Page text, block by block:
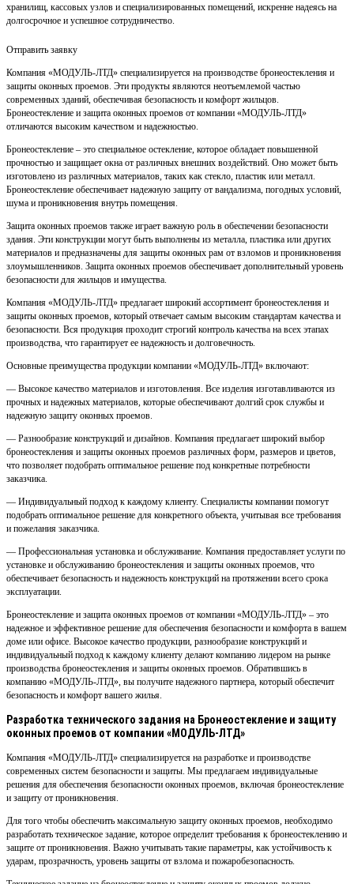
хранилищ, кассовых узлов и специализированных помещений, искренне надеясь на
долгосрочное и успешное сотрудничество.
Отправить заявку
Компания «МОДУЛЬ-ЛТД» специализируется на производстве бронеостекления и
защиты оконных проемов. Эти продукты являются неотъемлемой частью
современных зданий, обеспечивая безопасность и комфорт жильцов.
Бронеостекление и защита оконных проемов от компании «МОДУЛЬ-ЛТД»
отличаются высоким качеством и надежностью.
Бронеостекление – это специальное остекление, которое обладает повышенной
прочностью и защищает окна от различных внешних воздействий. Оно может быть
изготовлено из различных материалов, таких как стекло, пластик или металл.
Бронеостекление обеспечивает надежную защиту от вандализма, погодных условий,
шума и проникновения внутрь помещения.
Защита оконных проемов также играет важную роль в обеспечении безопасности
здания. Эти конструкции могут быть выполнены из металла, пластика или других
материалов и предназначены для защиты оконных рам от взломов и проникновения
злоумышленников. Защита оконных проемов обеспечивает дополнительный уровень
безопасности для жильцов и имущества.
Компания «МОДУЛЬ-ЛТД» предлагает широкий ассортимент бронеостекления и
защиты оконных проемов, который отвечает самым высоким стандартам качества и
безопасности. Вся продукция проходит строгий контроль качества на всех этапах
производства, что гарантирует ее надежность и долговечность.
Основные преимущества продукции компании «МОДУЛЬ-ЛТД» включают:
— Высокое качество материалов и изготовления. Все изделия изготавливаются из
прочных и надежных материалов, которые обеспечивают долгий срок службы и
надежную защиту оконных проемов.
— Разнообразие конструкций и дизайнов. Компания предлагает широкий выбор
бронеостекления и защиты оконных проемов различных форм, размеров и цветов,
что позволяет подобрать оптимальное решение под конкретные потребности
заказчика.
— Индивидуальный подход к каждому клиенту. Специалисты компании помогут
подобрать оптимальное решение для конкретного объекта, учитывая все требования
и пожелания заказчика.
— Профессиональная установка и обслуживание. Компания предоставляет услуги по
установке и обслуживанию бронеостекления и защиты оконных проемов, что
обеспечивает безопасность и надежность конструкций на протяжении всего срока
эксплуатации.
Бронеостекление и защита оконных проемов от компании «МОДУЛЬ-ЛТД» – это
надежное и эффективное решение для обеспечения безопасности и комфорта в вашем
доме или офисе. Высокое качество продукции, разнообразие конструкций и
индивидуальный подход к каждому клиенту делают компанию лидером на рынке
производства бронеостекления и защиты оконных проемов. Обратившись в
компанию «МОДУЛЬ-ЛТД», вы получите надежного партнера, который обеспечит
безопасность и комфорт вашего жилья.
Разработка технического задания на Бронеостекление и защиту
оконных проемов от компании «МОДУЛЬ-ЛТД»
Компания «МОДУЛЬ-ЛТД» специализируется на разработке и производстве
современных систем безопасности и защиты. Мы предлагаем индивидуальные
решения для обеспечения безопасности оконных проемов, включая бронеостекление
и защиту от проникновения.
Для того чтобы обеспечить максимальную защиту оконных проемов, необходимо
разработать техническое задание, которое определит требования к бронеостеклению и
защите от проникновения. Важно учитывать такие параметры, как устойчивость к
ударам, прозрачность, уровень защиты от взлома и пожаробезопасность.